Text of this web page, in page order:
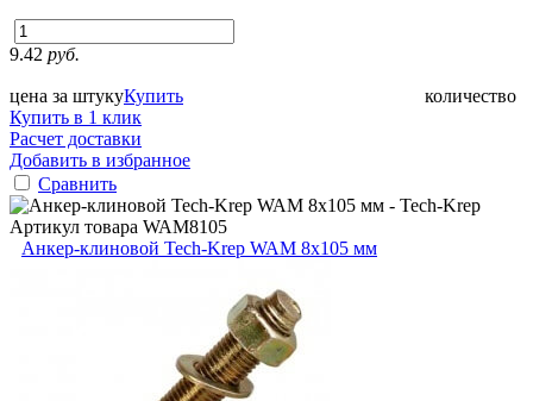
9.42 руб.
цена за штуку количество
Купить
Купить в 1 клик
Расчет доставки
Добавить в избранное
Сравнить
Артикул товара WAM8105
Анкер-клиновой Tech-Krep WAM 8х105 мм